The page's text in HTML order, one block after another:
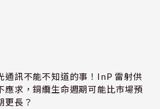
通訊不能不知道的事！InP 雷射供
應求，銅纜生命週期可能比市場預
更長？